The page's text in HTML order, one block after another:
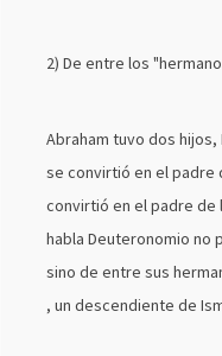
2) De entre los
Abraham tuvo dos hijos,
se convirtió en el padre
convirtió en el padre de
habla Deuteronomio no
sino de entre sus
, un descendiente de